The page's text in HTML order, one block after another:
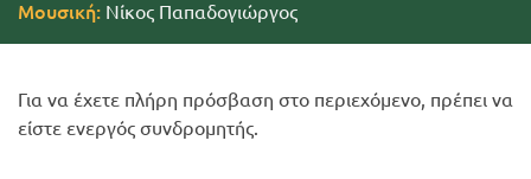
Μουσική: Νίκος Παπαδογιώργος
Για να έχετε πλήρη πρόσβαση στο περιεχόμενο, πρέπει να
είστε ενεργός συνδρομητής.